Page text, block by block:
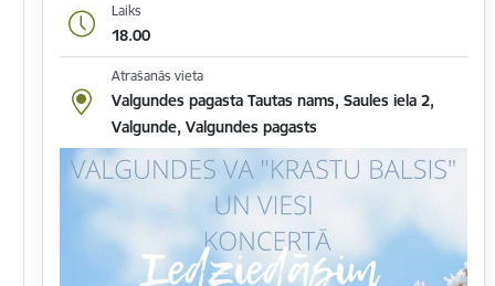
Laiks
18.00
Atrašanās vieta
Valgundes pagasta Tautas nams, Saules iela 2,
Valgunde, Valgundes pagasts